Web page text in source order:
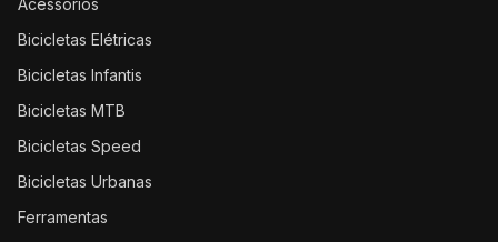
Acessórios
Bicicletas Elétricas
Bicicletas Infantis
Bicicletas MTB
Bicicletas Speed
Bicicletas Urbanas
Ferramentas